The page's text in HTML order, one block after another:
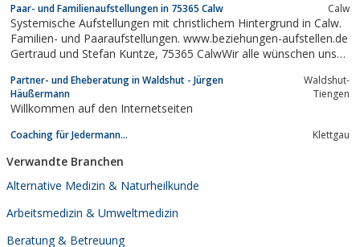
Kinderbetreuung verfügen… Sie zu weit weg wohnen (In- und
Ausland)… weil es für Sie nicht praktikabel ist.Dann...
Paar- und Familienaufstellungen in 75365 Calw Calw
Systemische Aufstellungen mit christlichem Hintergrund in Calw.
Familien- und Paaraufstellungen. www.beziehungen-aufstellen.de
Gertraud und Stefan Kuntze, 75365 CalwWir alle wünschen uns
stellen wir im Alltag fest, dass belastendes Reisegepäck zu
Missverständnissen und...
Partner- und Eheberatung in Waldshut - Jürgen
Häußermann
Waldshut-
Tiengen
Willkommen auf den Internetseiten
Coaching für Jedermann... Klettgau
Verwandte Branchen
Alternative Medizin & Naturheilkunde
Arbeitsmedizin & Umweltmedizin
Beratung & Betreuung